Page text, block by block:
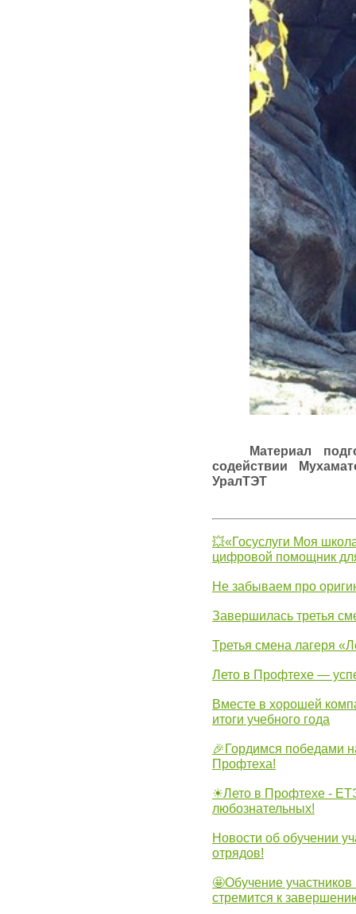
Материал
содействии
УралТЭТ
💥«Госуслуги Моя
цифровой помощник
Не забываем про
Завершилась третья
Третья смена лагеря
Лето в Профтехе —
Вместе в хорошей
итоги учебного года
🎉Гордимся победами
Профтеха!
☀Лето в Профтехе -
любознательных!
Новости об обучении
отрядов!
🤩Обучение участников
стремится к